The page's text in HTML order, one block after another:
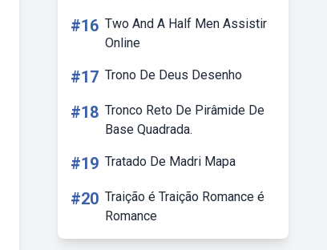
#16 Two And A Half Men Assistir
Online
#17 Trono De Deus Desenho
#18 Tronco Reto De Pirâmide De
Base Quadrada.
#19 Tratado De Madri Mapa
#20 Traição é Traição Romance é
Romance